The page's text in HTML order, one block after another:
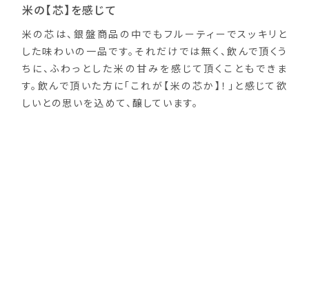
米の【芯】を感じて
米の芯は、銀盤商品の中でもフルーティーでスッキリと
した味わいの一品です。それだけでは無く、飲んで頂くう
ちに、ふわっとした米の甘みを感じて頂くこともできま
す。飲んで頂いた方に「これが【米の芯か】！」と感じて欲
しいとの思いを込めて、醸しています。